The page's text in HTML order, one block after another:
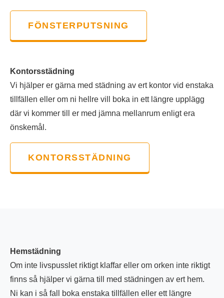
FÖNSTERPUTSNING
Kontorsstädning
Vi hjälper er gärna med städning av ert kontor vid enstaka
tillfällen eller om ni hellre vill boka in ett längre upplägg
där vi kommer till er med jämna mellanrum enligt era
önskemål.
KONTORSSTÄDNING
Hemstädning
Om inte livspusslet riktigt klaffar eller om orken inte riktigt
finns så hjälper vi gärna till med städningen av ert hem.
Ni kan i så fall boka enstaka tillfällen eller ett längre